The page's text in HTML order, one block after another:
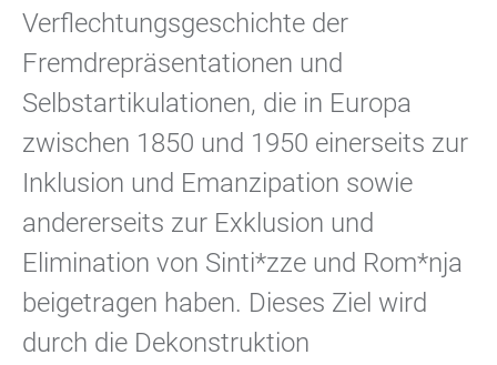
Verflechtungsgeschichte der
Fremdrepräsentationen und
Selbstartikulationen, die in Europa
zwischen 1850 und 1950 einerseits zur
Inklusion und Emanzipation sowie
andererseits zur Exklusion und
Elimination von Sinti*zze und Rom*nja
beigetragen haben. Dieses Ziel wird
durch die Dekonstruktion